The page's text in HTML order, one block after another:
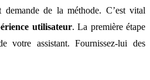
de la méthode. C’est vital
utilisateur. La première étape
votre assistant. Fournissez-lui des